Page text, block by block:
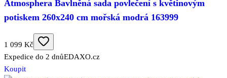
Atmosphera Bavlněná sada povlečení s květinovým
potiskem 260x240 cm mořská modrá 163999
1 099 Kč
Expedice do 2 dnůEDAXO.cz
Koupit